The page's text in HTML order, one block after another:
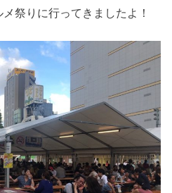
祭りに行ってきましたよ！